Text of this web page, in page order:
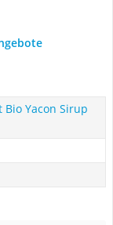
Yacon Sirup